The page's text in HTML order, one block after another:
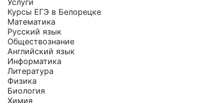
Услуги
Курсы ЕГЭ в Белорецке
Математика
Русский язык
Обществознание
Английский язык
Информатика
Литература
Физика
Биология
Химия